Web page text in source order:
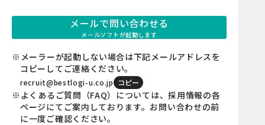
メールで問い合わせる
メールソフトが起動します
※メーラーが起動しない場合は下記メールアドレスを
コピーしてご連絡ください。
recruit@bestlogi-u.co.jp コピー
※よくあるご質問（FAQ）については、採用情報の各
ページにてご案内しております。お問い合わせの前
に一度ご確認ください。